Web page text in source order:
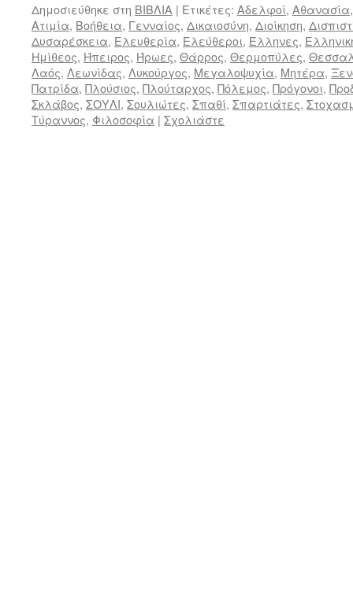
Δημοσιεύθηκε στη ΒΙΒΛΙΑ | Ετικέτες: Αδελφοί, Αθανασία
Ατιμία, Βοήθεια, Γενναίος, Δικαιοσύνη, Διοίκηση,
Δυσαρέσκεια, Ελευθερία, Ελεύθεροι, Έλληνες,
Ημίθεος, Ήπειρος, Ήρωες, Θάρρος, Θερμοπύλες,
Λαός, Λεωνίδας, Λυκούργος, Μεγαλοψυχία, Μητέρα,
Πατρίδα, Πλούσιος, Πλούταρχος, Πόλεμος, Πρόγονοι,
Σκλάβος, ΣΟΥΛΙ, Σουλιώτες, Σπαθί, Σπαρτιάτες,
Τύραννος, Φιλοσοφία | Σχολιάστε